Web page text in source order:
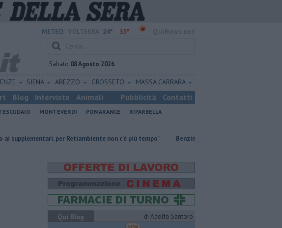
METEO: 24° 35°
Sabato 08 Agosto 2026
SIENA AREZZO GROSSETO MASSA CARRARA
Blog Interviste Animali Pubblicità Contatti
MONTEVERDI POMARANCE
RIPARBELLA
per Retiambiente non c'è più tempo" ​Benzina, gasolio, gpl, ecco dove risparmiare
Qui Blog di Adolfo Santoro